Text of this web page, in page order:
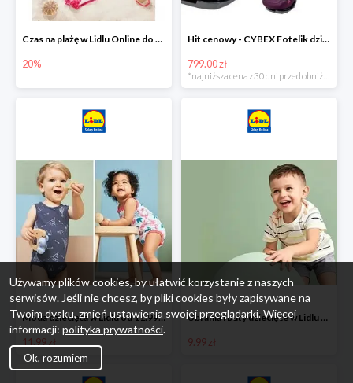
Czas na plażę w Lidlu Online do -20%
20%
Hit cenowy - CYBEX Fotelik dziecięcy samochodowy Pallasfix grupa I-III, 9-36 kg
799.00 zł
Moda dziecięca w Lidlu od 11.99 zł
11.99 zł
Ubrania i buty dziecięce w Lidlu Online od 9,99 zł
9.99 zł
Używamy plików cookies, by ułatwić korzystanie z naszych
serwisów. Jeśli nie chcesz, by pliki cookies były zapisywane na
Twoim dysku, zmień ustawienia swojej przeglądarki. Więcej
informacji: polityka prywatności.
Ok, rozumiem